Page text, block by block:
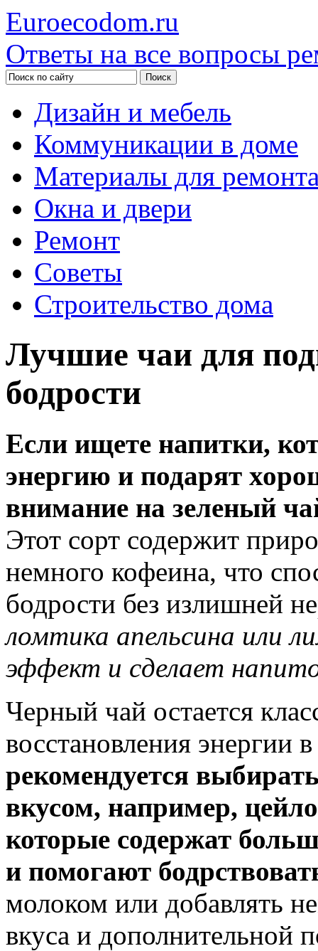
Euroecodom.ru
Ответы на все вопросы
Дизайн и мебель
Коммуникации в доме
Материалы для
Окна и двери
Ремонт
Советы
Строительство дома
Лучшие чаи для
бодрости
Если ищете напитки,
энергию и подарят
внимание на зеленый
Этот сорт содержит
немного кофеина, что
бодрости без излишней
ломтика апельсина или
эффект и сделает
Черный чай остается
восстановления энергии
рекомендуется
вкусом, например,
которые содержат
и помогают
молоком или добавлять
вкуса и дополнительной